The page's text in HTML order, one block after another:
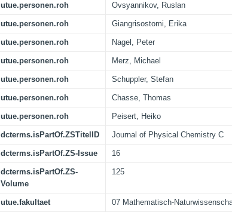
utue.personen.roh Ovsyannikov, Ruslan
utue.personen.roh Giangrisostomi, Erika
utue.personen.roh Nagel, Peter
utue.personen.roh Merz, Michael
utue.personen.roh Schuppler, Stefan
utue.personen.roh Chasse, Thomas
utue.personen.roh Peisert, Heiko
dcterms.isPartOf.ZSTitelID Journal of Physical Chemistry C
dcterms.isPartOf.ZS-Issue 16
dcterms.isPartOf.ZS-
Volume
125
utue.fakultaet 07 Mathematisch-